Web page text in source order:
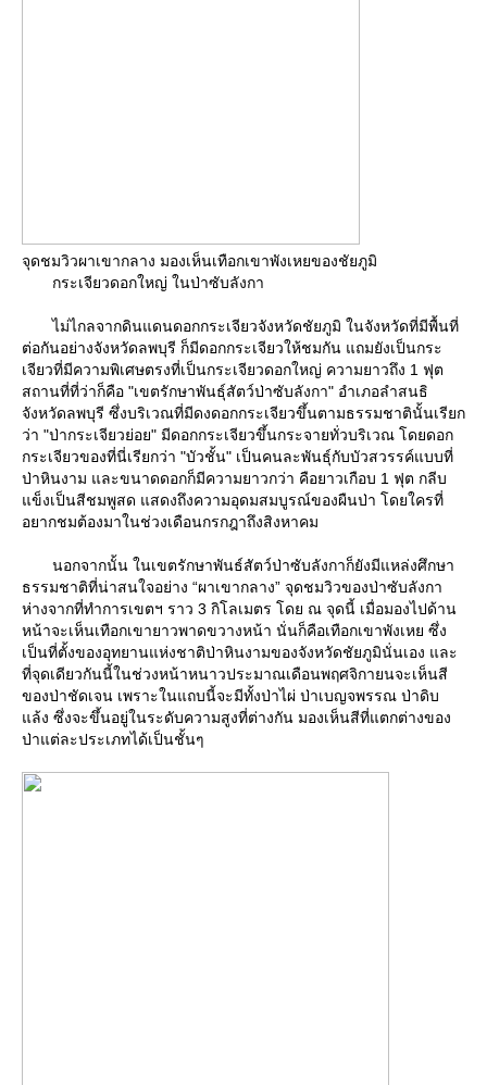
จุดชมวิวผาเขากลาง มองเห็นเทือกเขาพังเหยของชัยภูมิ
กระเจียวดอกใหญ่ ในป่าซับลังกา
ไม่ไกลจากดินแดนดอกกระเจียวจังหวัดชัยภูมิ ในจังหวัดที่มีพื้นที่
ต่อกันอย่างจังหวัดลพบุรี ก็มีดอกกระเจียวให้ชมกัน แถมยังเป็นกระ
เจียวที่มีความพิเศษตรงที่เป็นกระเจียวดอกใหญ่ ความยาวถึง 1 ฟุต
สถานที่ที่ว่าก็คือ "เขตรักษาพันธุ์สัตว์ป่าซับลังกา" อำเภอลำสนธิ
จังหวัดลพบุรี ซึ่งบริเวณที่มีดงดอกกระเจียวขึ้นตามธรรมชาตินั้นเรียก
ว่า "ป่ากระเจียวย่อย" มีดอกกระเจียวขึ้นกระจายทั่วบริเวณ โดยดอก
กระเจียวของที่นี่เรียกว่า "บัวชั้น" เป็นคนละพันธุ์กับบัวสวรรค์แบบที่
ป่าหินงาม และขนาดดอกก็มีความยาวกว่า คือยาวเกือบ 1 ฟุต กลีบ
ข็งเป็นสีชมพูสด แสดงถึงความอุดมสมบูรณ์ของผืนป่า โดยใครที่
อยากชมต้องมาในช่วงเดือนกรกฎาถึงสิงหาคม
นอกจากนั้น ในเขตรักษาพันธ์สัตว์ป่าซับลังกาก็ยังมีแหล่งศึกษา
ธรรมชาติที่น่าสนใจอย่าง “ผาเขากลาง” จุดชมวิวของป่าซับลังกา
ห่างจากที่ทำการเขตฯ ราว 3 กิโลเมตร โดย ณ จุดนี้ เมื่อมองไปด้าน
หน้าจะเห็นเทือกเขายาวพาดขวางหน้า นั่นก็คือเทือกเขาพังเหย ซึ่ง
เป็นที่ตั้งของอุทยานแห่งชาติป่าหินงามของจังหวัดชัยภูมินั่นเอง และ
ที่จุดเดียวกันนี้ในช่วงหน้าหนาวประมาณเดือนพฤศจิกายนจะเห็นสี
ของป่าชัดเจน เพราะในแถบนี้จะมีทั้งป่าไผ่ ป่าเบญจพรรณ ป่าดิบ
ล้ง ซึ่งจะขึ้นอยู่ในระดับความสูงที่ต่างกัน มองเห็นสีที่แตกต่างของ
ป่าแต่ละประเภทได้เป็นชั้นๆ